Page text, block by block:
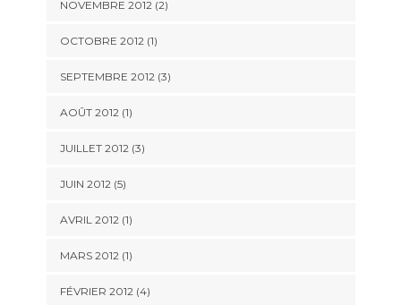
NOVEMBRE 2012 (2)
OCTOBRE 2012 (1)
SEPTEMBRE 2012 (3)
AOÛT 2012 (1)
JUILLET 2012 (3)
JUIN 2012 (5)
AVRIL 2012 (1)
MARS 2012 (1)
FÉVRIER 2012 (4)